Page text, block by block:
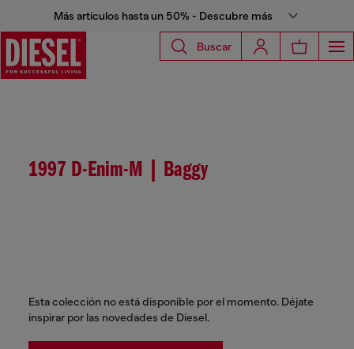
Más artículos hasta un 50% - Descubre más
Buscar
1997 D-Enim-M | Baggy
Esta colección no está disponible por el momento. Déjate
inspirar por las novedades de Diesel.